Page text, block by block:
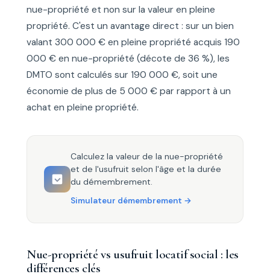
nue-propriété et non sur la valeur en pleine
propriété. C'est un avantage direct : sur un bien
valant 300 000 € en pleine propriété acquis 190
000 € en nue-propriété (décote de 36 %), les
DMTO sont calculés sur 190 000 €, soit une
économie de plus de 5 000 € par rapport à un
achat en pleine propriété.
Calculez la valeur de la nue-propriété
et de l'usufruit selon l'âge et la durée
du démembrement.
Simulateur démembrement
Nue-propriété vs usufruit locatif social : les
différences clés